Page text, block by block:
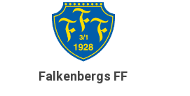
Falkenbergs FF